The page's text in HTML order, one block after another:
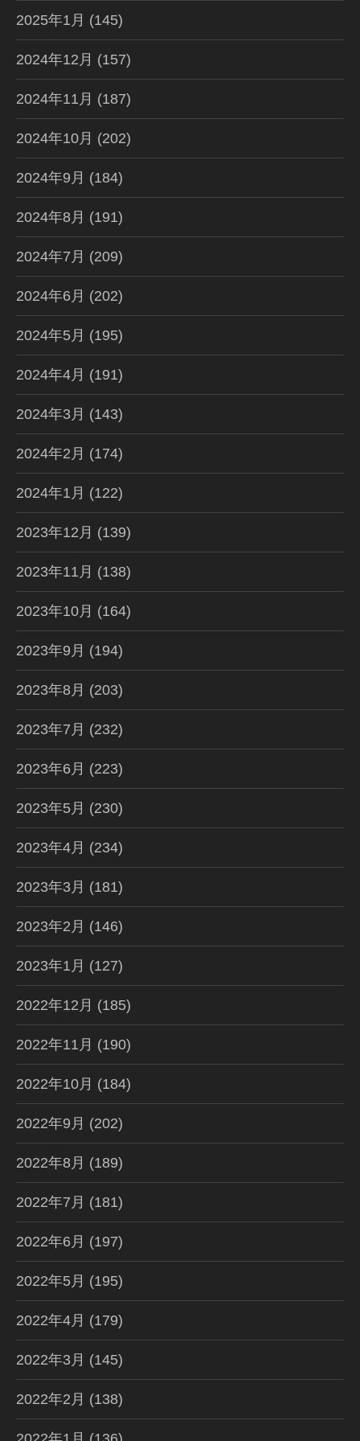
2025年1月 (145)
2024年12月 (157)
2024年11月 (187)
2024年10月 (202)
2024年9月 (184)
2024年8月 (191)
2024年7月 (209)
2024年6月 (202)
2024年5月 (195)
2024年4月 (191)
2024年3月 (143)
2024年2月 (174)
2024年1月 (122)
2023年12月 (139)
2023年11月 (138)
2023年10月 (164)
2023年9月 (194)
2023年8月 (203)
2023年7月 (232)
2023年6月 (223)
2023年5月 (230)
2023年4月 (234)
2023年3月 (181)
2023年2月 (146)
2023年1月 (127)
2022年12月 (185)
2022年11月 (190)
2022年10月 (184)
2022年9月 (202)
2022年8月 (189)
2022年7月 (181)
2022年6月 (197)
2022年5月 (195)
2022年4月 (179)
2022年3月 (145)
2022年2月 (138)